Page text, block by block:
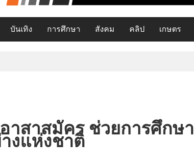
บันเทิง การศึกษา สังคม คลิป เกษตร
สาสมัคร ช่วยการศึกษา
งแห่งชาติ